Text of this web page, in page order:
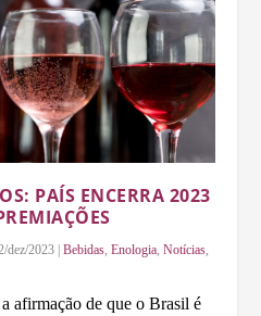
PAÍS ENCERRA 2023
dez/2023 |Bebidas,Enologia,Notícias,
afirmação de que o Brasil é